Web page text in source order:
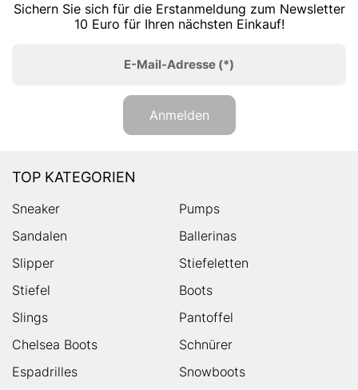
Sichern Sie sich für die Erstanmeldung zum Newsletter
10 Euro für Ihren nächsten Einkauf!
E-Mail-Adresse (*)
Anmelden
TOP KATEGORIEN
Sneaker
Pumps
Sandalen
Ballerinas
Slipper
Stiefeletten
Stiefel
Boots
Slings
Pantoffel
Chelsea Boots
Schnürer
Espadrilles
Snowboots